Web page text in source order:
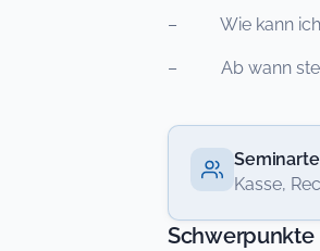
– Wie kann ich
– Ab wann steht
Kasse,
Schwerpunkte